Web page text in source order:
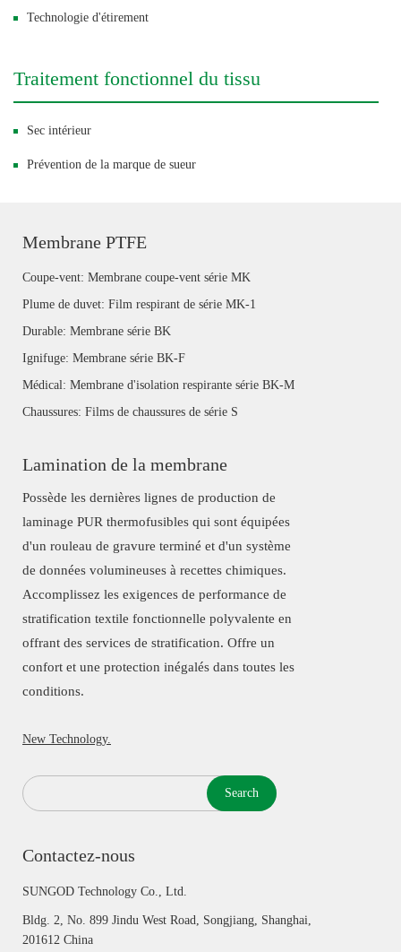
Technologie d'étirement
Traitement fonctionnel du tissu
Sec intérieur
Prévention de la marque de sueur
Membrane PTFE
Coupe-vent: Membrane coupe-vent série MK
Plume de duvet: Film respirant de série MK-1
Durable: Membrane série BK
Ignifuge: Membrane série BK-F
Médical: Membrane d'isolation respirante série BK-M
Chaussures: Films de chaussures de série S
Lamination de la membrane
Possède les dernières lignes de production de
laminage PUR thermofusibles qui sont équipées
d'un rouleau de gravure terminé et d'un système
de données volumineuses à recettes chimiques.
Accomplissez les exigences de performance de
stratification textile fonctionnelle polyvalente en
offrant des services de stratification. Offre un
confort et une protection inégalés dans toutes les
conditions.
New Technology.
Search
Contactez-nous
SUNGOD Technology Co., Ltd.
Bldg. 2, No. 899 Jindu West Road, Songjiang, Shanghai,
201612 China